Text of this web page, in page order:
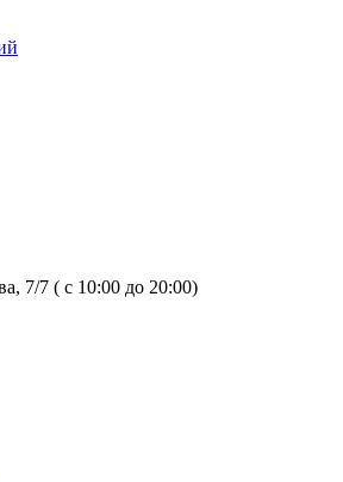
7/7 ( с 10:00 до 20:00)